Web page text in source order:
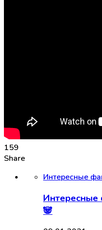
159
Share
Интересные
Интересные
🐼